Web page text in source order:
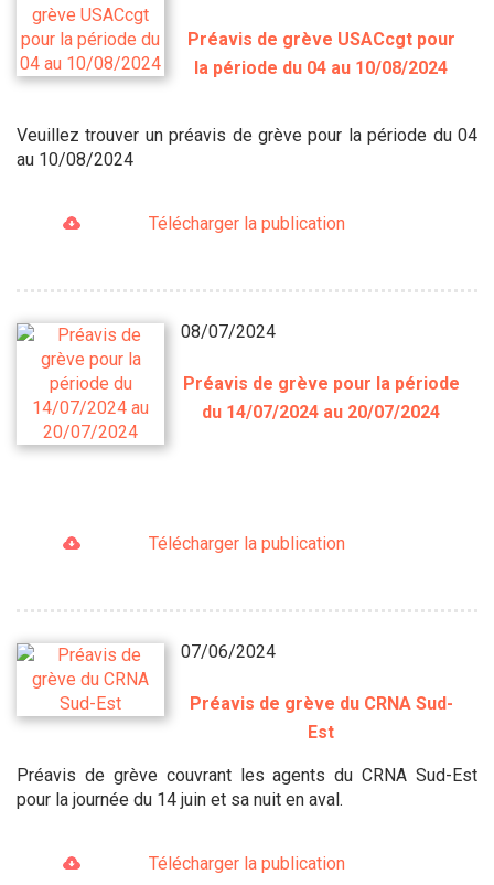
Préavis de grève USACcgt pour
la période du 04 au 10/08/2024
Veuillez trouver un préavis de grève pour la période du 04
au 10/08/2024
Télécharger la publication
08/07/2024
Préavis de grève pour la période
du 14/07/2024 au 20/07/2024
Télécharger la publication
07/06/2024
Préavis de grève du CRNA Sud-
Est
Préavis de grève couvrant les agents du CRNA Sud-Est
pour la journée du 14 juin et sa nuit en aval.
Télécharger la publication